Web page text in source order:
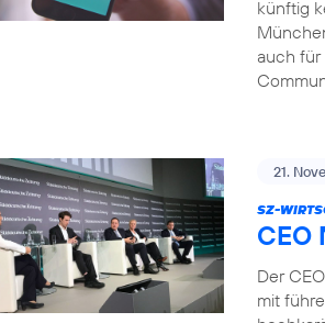
künftig
auch für
21.
SZ-
CEO
Der
mit